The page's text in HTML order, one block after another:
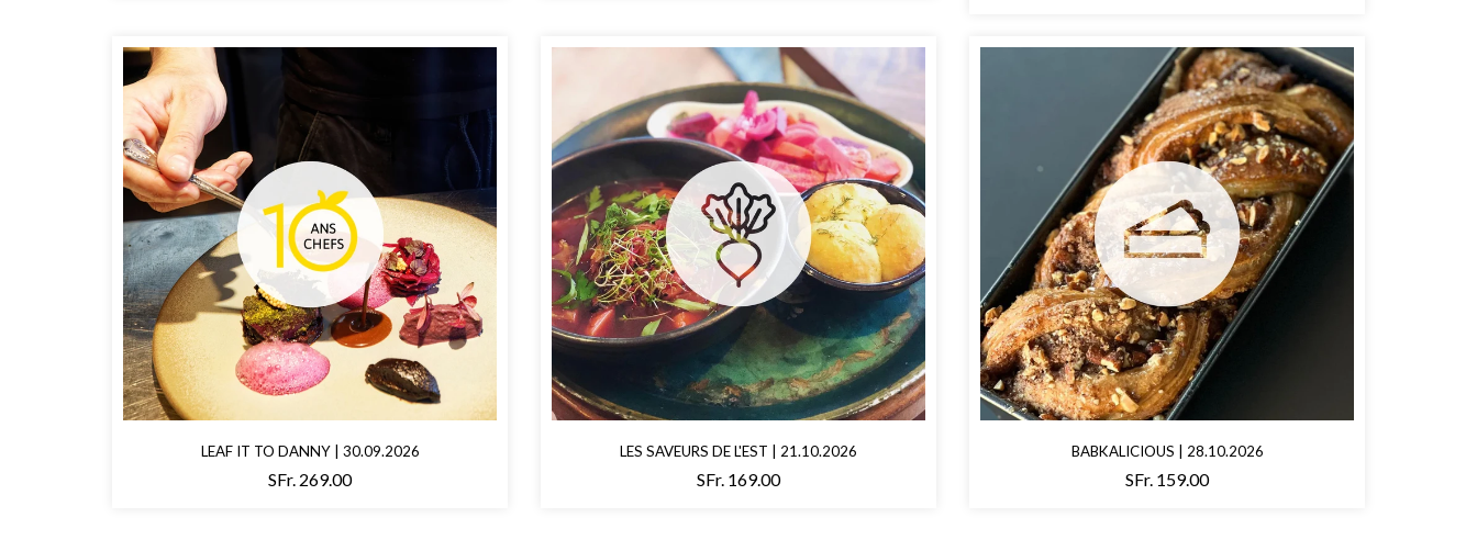
LEAF IT TO DANNY | 30.09.2026
SFr. 269.00
LES SAVEURS DE L'EST | 21.10.2026
SFr. 169.00
BABKALICIOUS | 28.10.2026
SFr. 159.00